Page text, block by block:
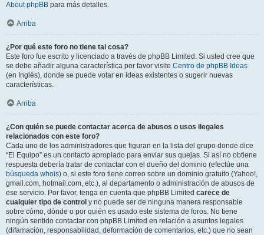
About phpBB para más detalles.
Arriba
¿Por qué este foro no tiene tal cosa?
Este foro fue escrito y licenciado a través de phpBB Limited. Si usted cree que
se debe añadir alguna característica por favor visite Centro de phpBB Ideas
(en Inglés), donde se puede votar en ideas existentes o sugerir nuevas
características.
Arriba
¿Con quién se puede contactar acerca de abusos o usos ilegales
relacionados con este foro?
Cada uno de los administradores que figuran en la lista del grupo donde dice
“El Equipo” es un contacto apropiado para enviar sus quejas. Si así no obtiene
respuesta debería tratar de contactar con el dueño del dominio (efectúe una
búsqueda whois) o, si este foro tiene correo sobre un dominio gratuito (Yahoo!,
gmail.com, hotmail.com, etc.), al departamento o administración de abusos de
ese servicio. Por favor, tenga en cuenta que phpBB Limited carece de
cualquier tipo de control y no puede ser de ninguna manera responsable
sobre cómo, dónde o por quién es usado este sistema de foros. No tiene
ningún sentido contactar con phpBB Limited en relación a asuntos legales
(difamación, responsabilidad, deformación de comentarios, etc.) que no sean